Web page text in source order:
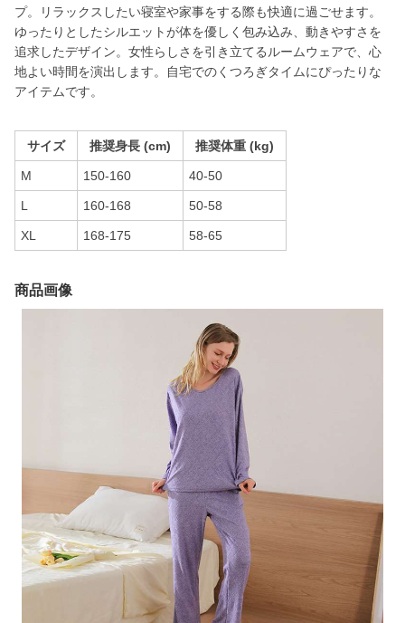
プ。リラックスしたい寝室や家事をする際も快適に過ごせます。
ゆったりとしたシルエットが体を優しく包み込み、動きやすさを
追求したデザイン。女性らしさを引き立てるルームウェアで、心
地よい時間を演出します。自宅でのくつろぎタイムにぴったりな
アイテムです。
サイズ 推奨身長 (cm) 推奨体重 (kg)
M 150-160 40-50
L 160-168 50-58
XL 168-175 58-65
商品画像